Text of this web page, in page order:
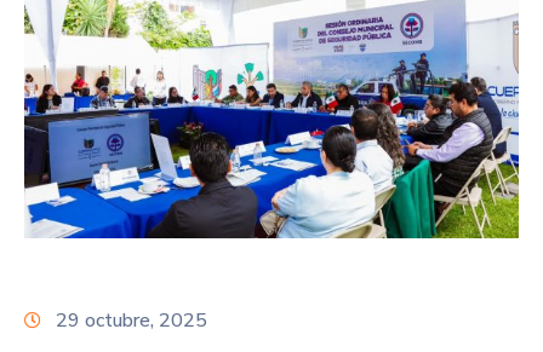
y
Servicios
Licitaciones
Transparencia
Directorio
29 octubre, 2025